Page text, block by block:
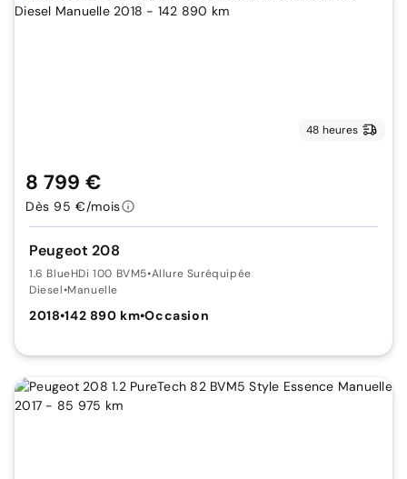
48 heures
Peugeot 208
1.6 BlueHDi 100 BVM5•Allure Suréquipée
Diesel•Manuelle
2018•142 890 km•Occasion
8 799 €
Dès 95 €/mois